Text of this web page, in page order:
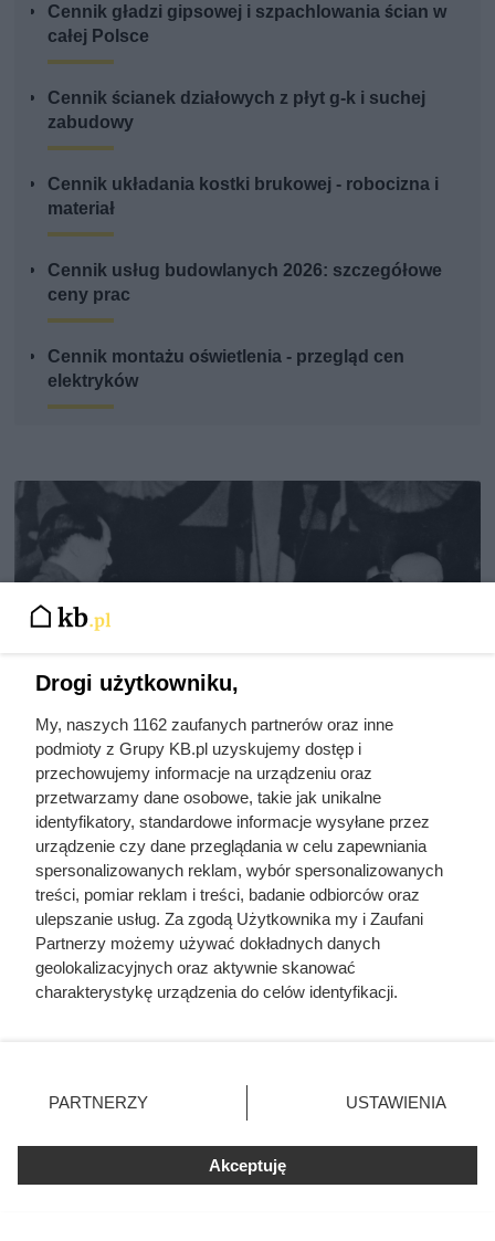
Cennik gładzi gipsowej i szpachlowania ścian w
całej Polsce
Cennik ścianek działowych z płyt g-k i suchej
zabudowy
Cennik układania kostki brukowej - robocizna i
materiał
Cennik usług budowlanych 2026: szczegółowe
ceny prac
Cennik montażu oświetlenia - przegląd cen
elektryków
Doprowadził do śmierci większej
liczby ludzi niż Hitler i Stalin
razem wzięci. Mimo to czczą go
jako bohatera
Drogi użytkowniku,
My, naszych 1162 zaufanych partnerów oraz inne
podmioty z Grupy KB.pl uzyskujemy dostęp i
przechowujemy informacje na urządzeniu oraz
przetwarzamy dane osobowe, takie jak unikalne
identyfikatory, standardowe informacje wysyłane przez
urządzenie czy dane przeglądania w celu zapewniania
spersonalizowanych reklam, wybór spersonalizowanych
treści, pomiar reklam i treści, badanie odbiorców oraz
ulepszanie usług. Za zgodą Użytkownika my i Zaufani
Partnerzy możemy używać dokładnych danych
geolokalizacyjnych oraz aktywnie skanować
charakterystykę urządzenia do celów identyfikacji.
zmienić/wycofać klikając przycisk ustawień prywatności
znajdujący się w lewym dolnym rogu strony. Niektóre
użytkownika, ale masz prawo sprzeciwić się takiemu
przetwarzaniu. Preferencje będą miały zastosowania tylko
PARTNERZY USTAWIENIA
Akceptuję